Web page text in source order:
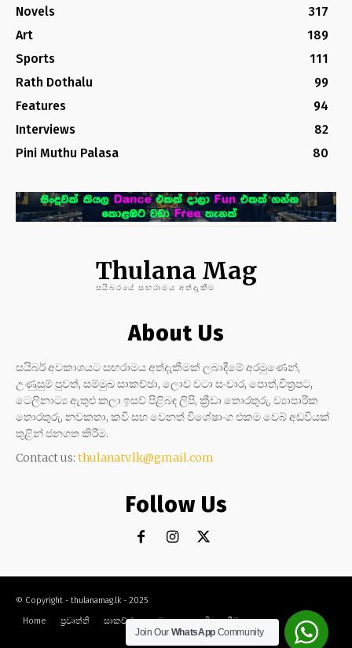
Novels
317
Art
189
Sports
111
Rath Dothalu
99
Features
94
Interviews
82
Pini Muthu Palasa
80
Thulana Mag
සයිබරයේ සඟරාමය අත්දැකීම
About Us
සයිබර් අවකාශයට සඟරාමය අත්දැකීමක් ලබාදීමේ අරමුණෙන්,
උණුසුම් පුවත්, සම්මුඛ සාකච්ඡා, ලොව වටා සංචාර, පොත්,චිත්‍රපට,
ටෙලිනාට්‍ය ඇතුළු කලා ඉසව් පිළිබඳ ලිපි, ක්‍රීඩා තොරතුරු, ව්‍යාපාරික
තොරතුරු, නවකතා, කවි සහ වෙනත් විශේෂාංග එකම වෙබ් අඩවියක්
තුළින් ජනගත කිරීම.
Contact us: thulanatv.lk@gmail.com
Follow Us
© Copyright - thulanamag.lk - 2025
Home
ප්‍රවෘත්ති සාකච්ඡා නවකතා කවි ක්‍රීඩා කලා සංචාර
Join Our WhatsAppCommunity